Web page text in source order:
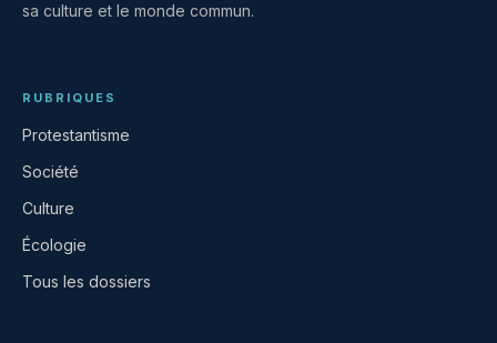
sa culture et le monde commun.
RUBRIQUES
Protestantisme
Société
Culture
Écologie
Tous les dossiers